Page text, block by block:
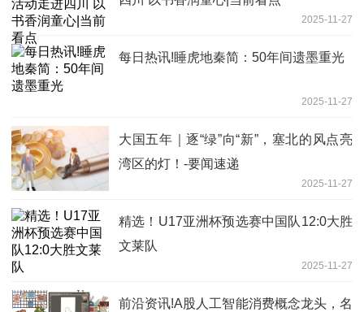
2025-11-27
每日热讯!睡虎地秦简：50年间遗墨重光
2025-11-27
大国五年｜逐“绿”向“新”，塞北的风点亮
湾区的灯！-要闻速递
2025-11-27
精选！U17亚洲杯预选赛中国队12:0大胜
文莱队
2025-11-27
前沿资讯!A股人工智能消费概念龙头，名